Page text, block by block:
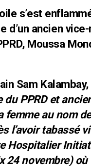
s’est
d’un ancien
Moussa
Sam Kalambay,
du PPRD et
au nom
l’avoir tabassé
Hospitalier
24 novembre) où